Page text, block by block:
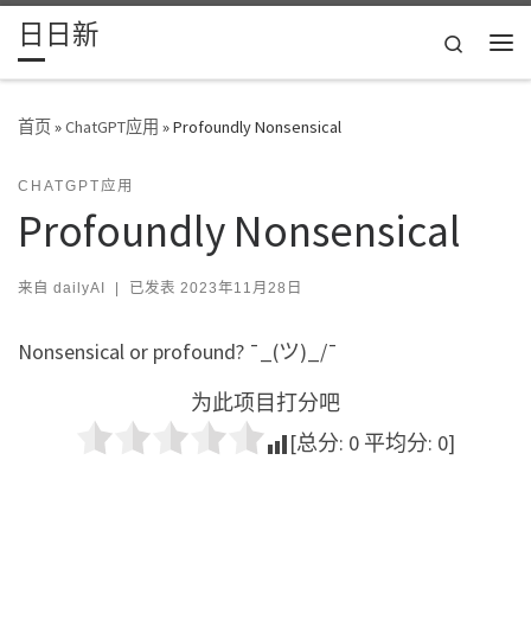
Skip to content
日日新
Search
首页»ChatGPT应用 »Profoundly Nonsensical
CHATGPT应用
Profoundly Nonsensical
来自 dailyAI | 已发表 2023年11月28日
Nonsensical or profound? ¯_(ツ)_/¯
为此项目打分吧
[总分: 0 平均分: 0]